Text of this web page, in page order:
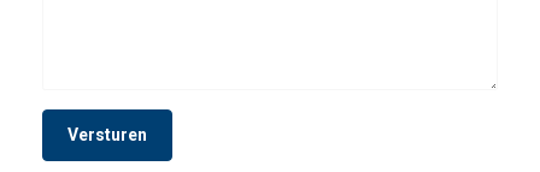
Versturen
Powertex-Lifting-Beam-LBB-DoC-ML-20250902.pdf